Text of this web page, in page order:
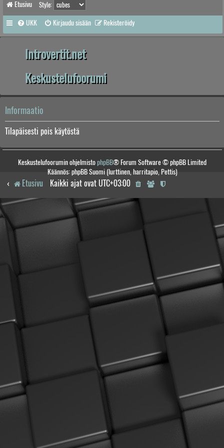
Etusivu Style:
UKK Kirjaudu sisään Rekisteröidy
Introvertit.net
Keskustelufoorumi
Informaatio
Tilapäisesti pois käytöstä
Keskustelufoorumin ohjelmistophpBB® Forum Software © phpBB Limited
Käännös: phpBB Suomi (lurttinen, harritapio, Pettis)
Etusivu Kaikki ajat ovat UTC+03:00